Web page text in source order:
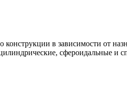
в зависимости от
сфероидальные и